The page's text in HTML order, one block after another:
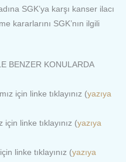
SGK’ya karşı kanser ilacı
kararlarını SGK’nın ilgili
BENZER KONULARDA
için linke tıklayınız (yazıya
için linke tıklayınız (yazıya
linke tıklayınız (yazıya